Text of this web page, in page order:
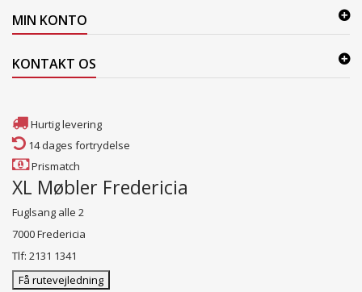
MIN KONTO
KONTAKT OS
Hurtig levering
14 dages fortrydelse
Prismatch
XL Møbler Fredericia
Fuglsang alle 2
7000 Fredericia
Tlf: 2131 1341
Få rutevejledning